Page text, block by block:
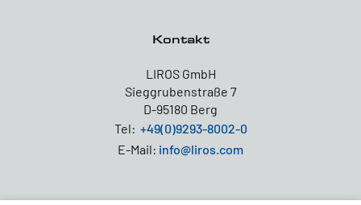
Kontakt
LIROS GmbH
Sieggrubenstraße 7
D-95180 Berg
Tel: +49(0)9293-8002-0
E-Mail: info@liros.com